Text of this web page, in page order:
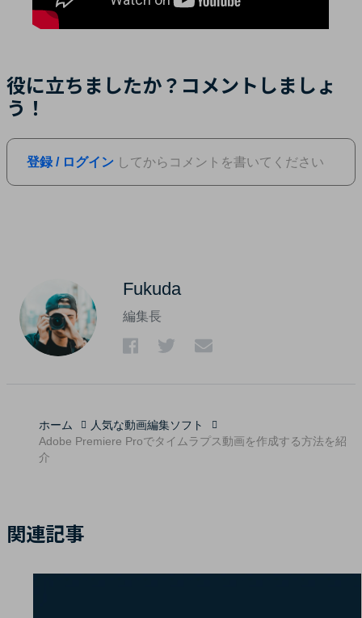
役に立ちましたか？コメントしましょ
う！
登録 / ログイン してからコメントを書いてください
Fukuda
編集長
ホーム
人気な動画編集ソフト
Adobe Premiere Proでタイムラプス動画を作成する方法を紹
介
関連記事